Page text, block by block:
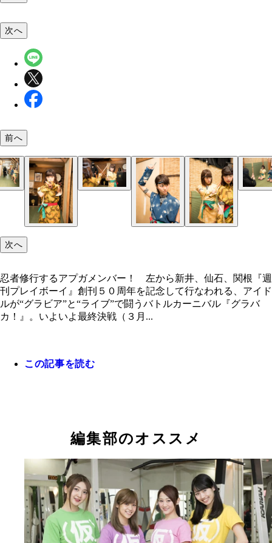
次へ
前へ
次へ
忍者修行するアプガメンバー！ 左から新井、仙石、関根『週
刊プレイボーイ』創刊５０周年を記念して行なわれる、アイド
ルが“グラビア”と“ライブ”で闘うバトルカーニバル『グラバ
カ！』。いよいよ最終決戦（３月...
この記事を読む
編集部のオススメ